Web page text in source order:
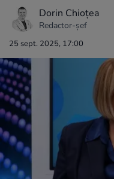
Dorin Chioțea
Redactor-șef
25 sept. 2025, 17:00